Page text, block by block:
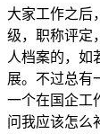
大家工作之后
级，职称评定
人档案的，如
展。不过总有
一个在国企工
问我应该怎么